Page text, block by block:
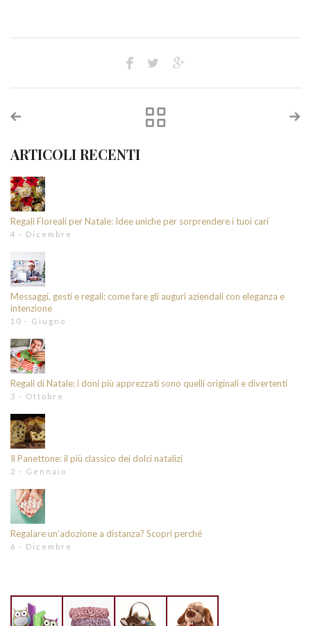
ARTICOLI RECENTI
Regali Floreali per Natale: Idee uniche per sorprendere i tuoi cari
4 - Dicembre
Messaggi, gesti e regali: come fare gli auguri aziendali con eleganza e
intenzione
10 - Giugno
Regali di Natale: i doni più apprezzati sono quelli originali e divertenti
3 - Ottobre
Il Panettone: il più classico dei dolci natalizi
2 - Gennaio
Regalare un’adozione a distanza? Scopri perché
6 - Dicembre